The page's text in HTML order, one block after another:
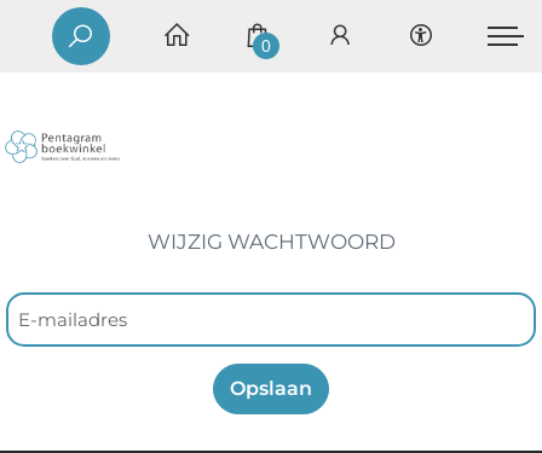
0
WIJZIG WACHTWOORD
Opslaan